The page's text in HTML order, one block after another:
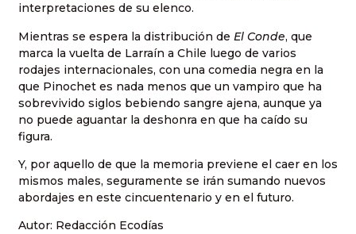
interpretaciones de su elenco.
Mientras se espera la distribución de El Conde, que
marca la vuelta de Larraín a Chile luego de varios
rodajes internacionales, con una comedia negra en la
que Pinochet es nada menos que un vampiro que ha
sobrevivido siglos bebiendo sangre ajena, aunque ya
no puede aguantar la deshonra en que ha caído su
figura.
Y, por aquello de que la memoria previene el caer en los
mismos males, seguramente se irán sumando nuevos
abordajes en este cincuentenario y en el futuro.
Autor: Redacción Ecodías